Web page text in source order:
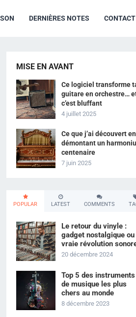
DERNIÈRES NOTES CONTACT
MISE EN AVANT
Ce logiciel transforme
guitare en orchestre…
c’est bluffant
4 juillet 2025
Ce que j’ai découvert en
démontant un
centenaire
7 juin 2025
POPULAR LATEST COMMENTS
Le retour du vinyle :
gadget nostalgique ou
vraie révolution
20 décembre 2024
Top 5 des instruments
de musique les plus
chers au monde
8 décembre 2023